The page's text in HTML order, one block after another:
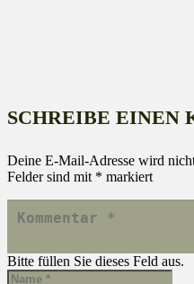
SCHREIBE EINEN
Deine E-Mail-Adresse wird
Felder sind mit * markiert
Bitte füllen Sie dieses Feld aus.